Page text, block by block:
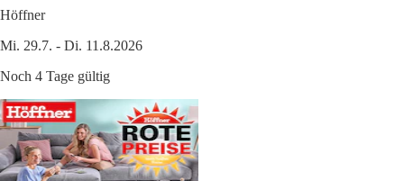
Höffner
Mi. 29.7. - Di. 11.8.2026
Noch 4 Tage gültig